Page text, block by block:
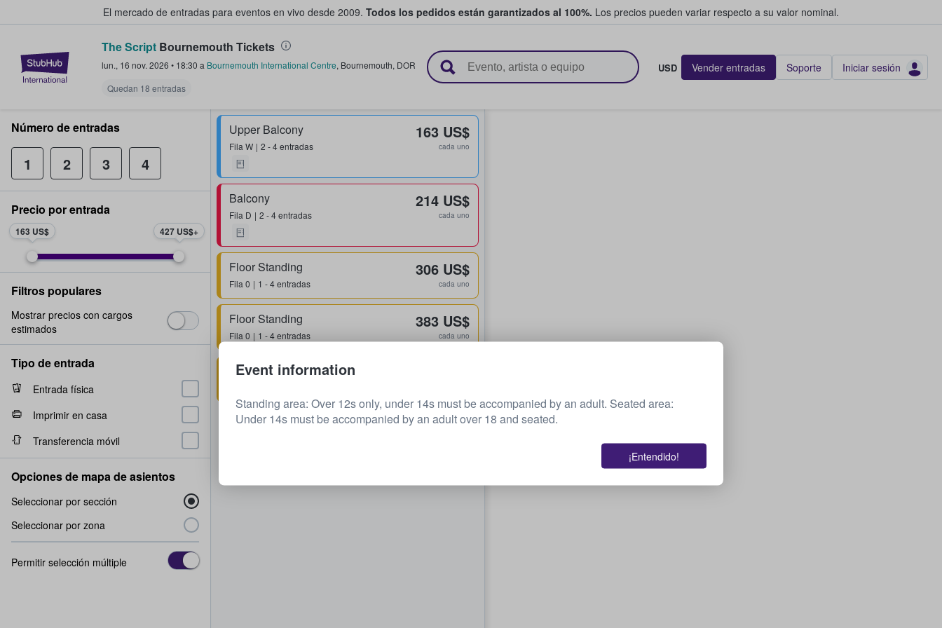
El mercado de entradas para eventos en vivo desde 2009. Todos los pedidos están garantizados al 100%. Los precios pueden variar respecto a su valor nominal.
StubHub: compra y venta de entradas entre fans
The Script Bournemouth Tickets
lun., 16 nov. 2026 • 18:30 a Bournemouth International Centre, Bournemouth, DOR
Quedan 18 entradas
USD Vender entradas Soporte Iniciar sesión
Upper Balcony
Fila W 2 - 4 entradas
163 US$
cada uno
Balcony
Fila D 2 - 4 entradas
214 US$
cada uno
Floor Standing
Fila 0 1 - 4 entradas
306 US$
cada uno
Floor Standing
Fila 0 1 - 4 entradas
383 US$
cada uno
Floor Standing
Número de entradas
1 2 3 4
Precio por entrada
163 US$ 427 US$
Filtros populares
Mostrar precios con cargos
estimados
Tipo de entrada
Entrada física
Imprimir en casa
Transferencia móvil
Opciones de mapa de asientos
Seleccionar por sección
Seleccionar por zona
Permitir selección múltiple
Event information
Standing area: Over 12s only, under 14s must be accompanied by an adult. Seated area:
Under 14s must be accompanied by an adult over 18 and seated.
¡Entendido!